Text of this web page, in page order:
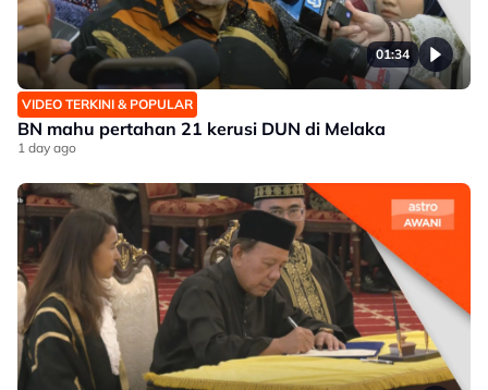
01:34
VIDEO TERKINI & POPULAR
BN mahu pertahan 21 kerusi DUN di Melaka
1 day ago